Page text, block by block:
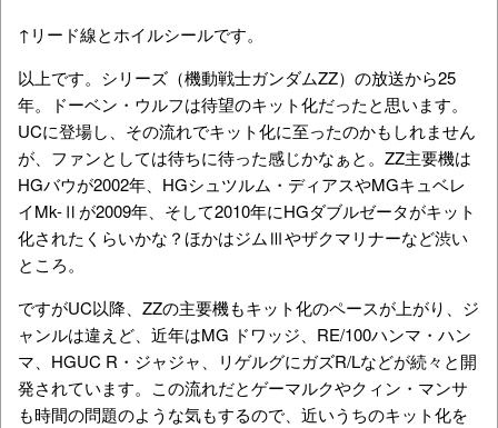
↑リード線とホイルシールです。
以上です。シリーズ（機動戦士ガンダムZZ）の放送から25
年。ドーベン・ウルフは待望のキット化だったと思います。
UCに登場し、その流れでキット化に至ったのかもしれません
が、ファンとしては待ちに待った感じかなぁと。ZZ主要機は
HGバウが2002年、HGシュツルム・ディアスやMGキュベレ
イMk-Ⅱが2009年、そして2010年にHGダブルゼータがキット
化されたくらいかな？ほかはジムⅢやザクマリナーなど渋い
ところ。
ですがUC以降、ZZの主要機もキット化のペースが上がり、ジ
ャンルは違えど、近年はMG ドワッジ、RE/100ハンマ・ハン
マ、HGUC R・ジャジャ、リゲルグにガズR/Lなどが続々と開
発されています。この流れだとゲーマルクやクィン・マンサ
も時間の問題のような気もするので、近いうちのキット化を